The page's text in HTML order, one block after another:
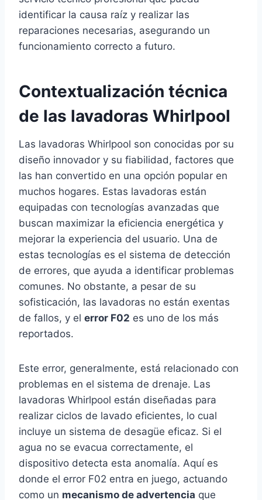
identificar la causa raíz y realizar las
reparaciones necesarias, asegurando un
funcionamiento correcto a futuro.
Contextualización técnica
de las lavadoras Whirlpool
Las lavadoras Whirlpool son conocidas por su
diseño innovador y su fiabilidad, factores que
las han convertido en una opción popular en
muchos hogares. Estas lavadoras están
equipadas con tecnologías avanzadas que
buscan maximizar la eficiencia energética y
mejorar la experiencia del usuario. Una de
estas tecnologías es el sistema de detección
de errores, que ayuda a identificar problemas
comunes. No obstante, a pesar de su
sofisticación, las lavadoras no están exentas
de fallos, y el error F02 es uno de los más
reportados.
Este error, generalmente, está relacionado con
problemas en el sistema de drenaje. Las
lavadoras Whirlpool están diseñadas para
realizar ciclos de lavado eficientes, lo cual
incluye un sistema de desagüe eficaz. Si el
agua no se evacua correctamente, el
dispositivo detecta esta anomalía. Aquí es
donde el error F02 entra en juego, actuando
como un mecanismo de advertencia que